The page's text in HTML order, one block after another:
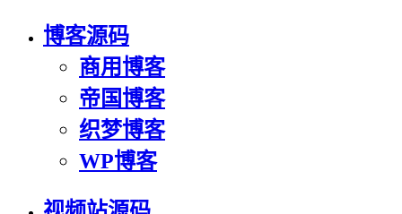
博客源码
商用博客
帝国博客
织梦博客
WP博客